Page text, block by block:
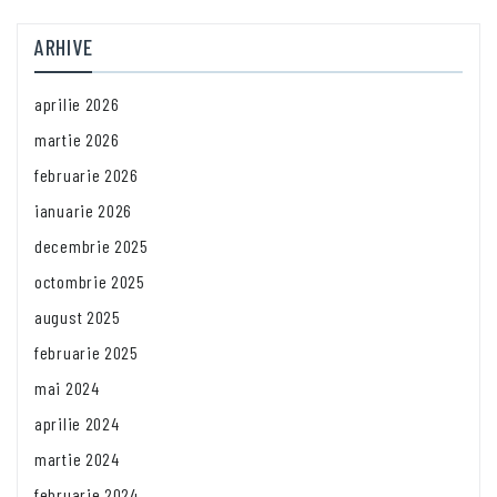
ARHIVE
aprilie 2026
martie 2026
februarie 2026
ianuarie 2026
decembrie 2025
octombrie 2025
august 2025
februarie 2025
mai 2024
aprilie 2024
martie 2024